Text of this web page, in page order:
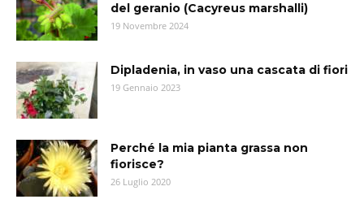
del geranio (Cacyreus marshalli)
19 Novembre 2024
Dipladenia, in vaso una cascata di fiori
19 Gennaio 2023
Perché la mia pianta grassa non
fiorisce?
26 Luglio 2020